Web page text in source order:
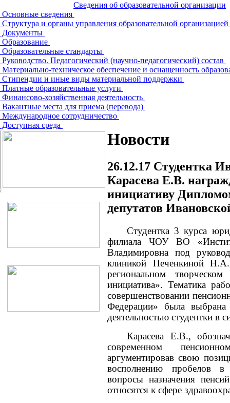
Сведения об образовательной организации
Основные сведения
Структура и органы управления образовательной организацией
Документы
Образование
Образовательные стандарты
Руководство. Педагогический (научно-педагогический) состав
Материально-техническое обеспечение и оснащенность
Стипендии и иные виды материальной поддержки
Платные образовательные услуги
Финансово-хозяйственная деятельность
Вакантные места для приема (перевода)
Международное сотрудничество
Доступная среда
Новости
26.12.17 Студентка
Карасева Е.В.
инициативу
депутатов
Студентка 3 курса
филиала ЧОУ ВО
Владимировна под
клиникой Печенкиной
региональном
инициатива». Тематика
совершенствовании
Федерации» была
деятельностью студентки в
Карасева Е.В.,
современном
аргументировав свою
восполнению пробелов в
вопросы назначения
относятся к сфере